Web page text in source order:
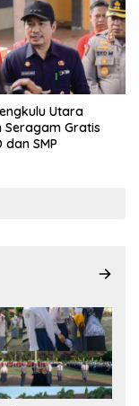
Utara
Seragam Gratis
dan SMP